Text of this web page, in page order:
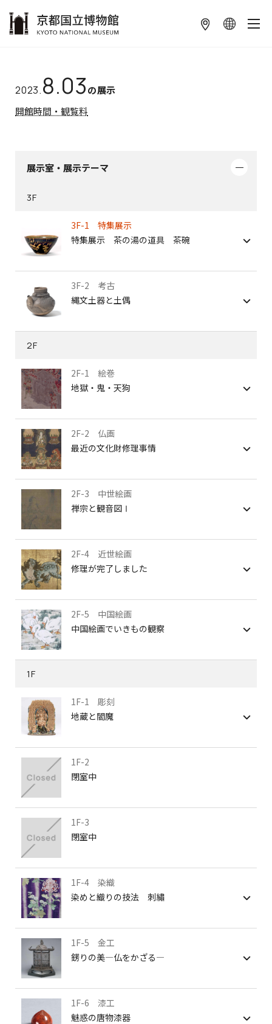
2023.8.03の展示
開館時間・観覧料
展示室・展示テーマ
3F
3F-1 特集展示
特集展示 茶の湯の道具 茶碗
3F-2 考古
縄文土器と土偶
2F
2F-1 絵巻
地獄・鬼・天狗
2F-2 仏画
最近の文化財修理事情
2F-3 中世絵画
禅宗と観音図Ⅰ
2F-4 近世絵画
修理が完了しました
2F-5 中国絵画
中国絵画でいきもの観察
1F
1F-1 彫刻
地蔵と閻魔
1F-2
閉室中
1F-3
閉室中
1F-4 染織
染めと織りの技法 刺繡
1F-5 金工
錺りの美―仏をかざる―
1F-6 漆工
魅惑の唐物漆器